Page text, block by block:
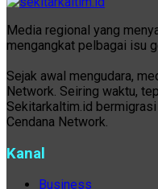
Media regional yang
mengangkat pelbagai isu
Sejak awal mengudara,
Network. Seiring waktu,
Sekitarkaltim.id
Cendana Network.
Kanal
Business